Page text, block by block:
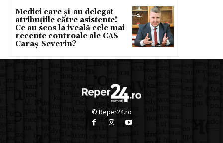
Medici care și-au delegat
atribuțiile către asistente!
Ce au scos la iveală cele mai
recente controale ale CAS
Caraș-Severin?
© Reper24.ro